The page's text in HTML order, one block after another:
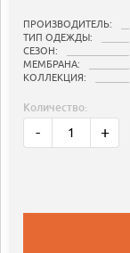
ПРОИЗВОДИТЕЛЬ:
ТИП ОДЕЖДЫ:
СЕЗОН:
МЕМБРАНА:
КОЛЛЕКЦИЯ:
Количество:
- +